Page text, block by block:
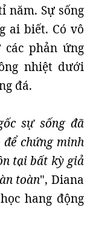
năm. Sự sống
ai biết. Có vô
phản ứng
nhiệt dưới
đá.
sự sống đã
chứng minh
tại bất kỳ giả
toàn", Diana
hang động